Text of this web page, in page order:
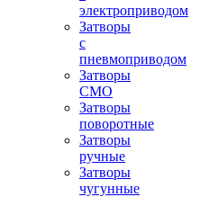
электроприводом
Затворы
с
пневмоприводом
Затворы
СМО
Затворы
поворотные
Затворы
ручные
Затворы
чугунные